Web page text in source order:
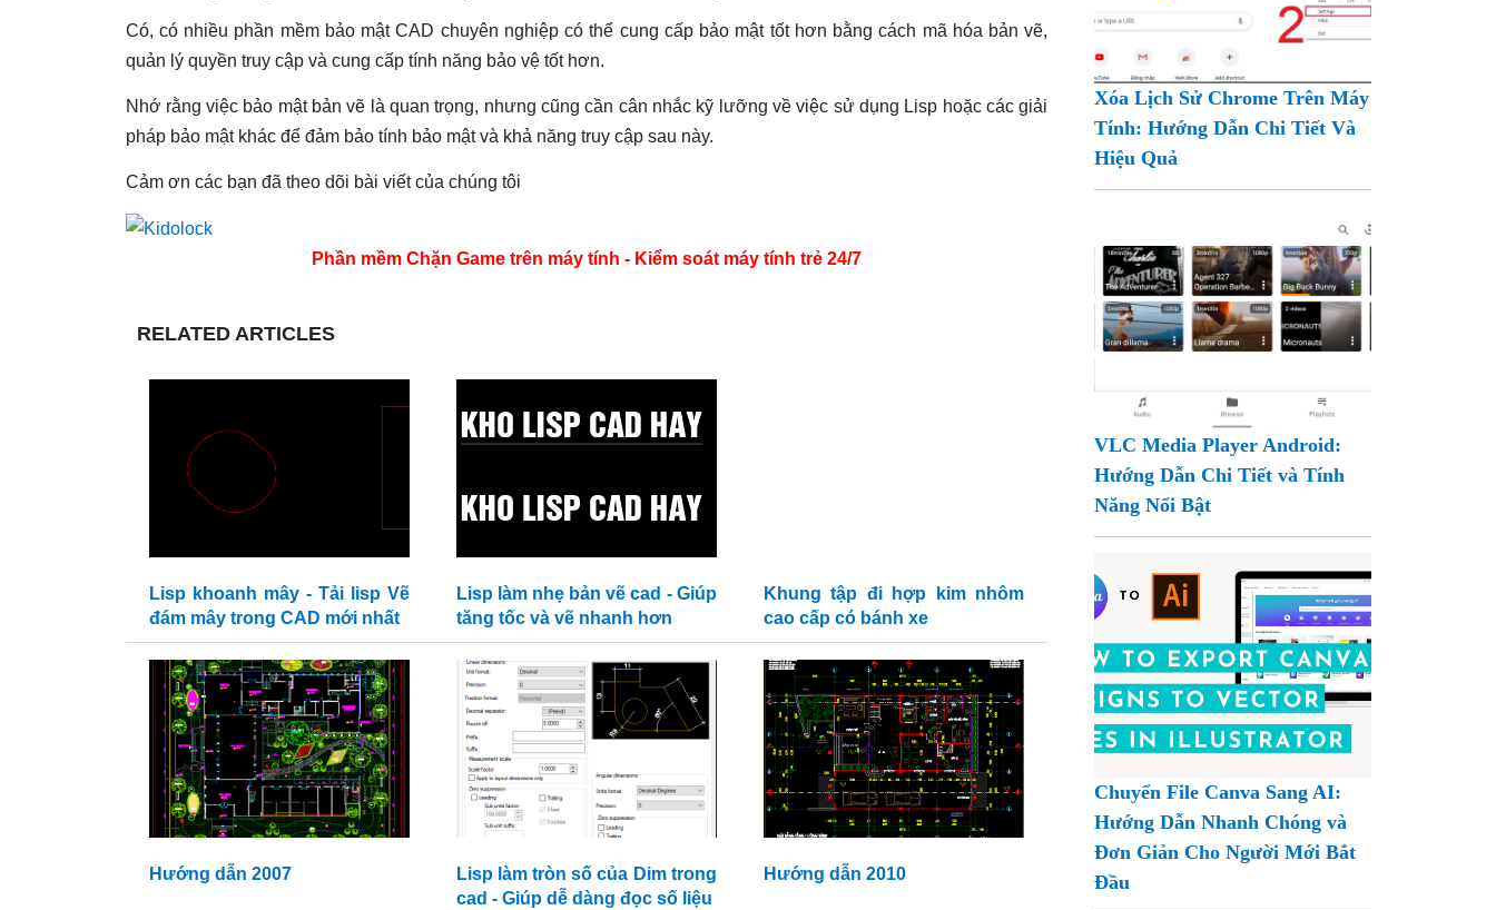
Có, có nhiều phần mềm bảo mật CAD chuyên nghiệp có thể cung cấp bảo mật tốt hơn bằng cách mã hóa bản vẽ,
quản lý quyền truy cập và cung cấp tính năng bảo vệ tốt hơn.
Nhớ rằng việc bảo mật bản vẽ là quan trọng, nhưng cũng cần cân nhắc kỹ lưỡng về việc sử dụng Lisp hoặc các giải
pháp bảo mật khác để đảm bảo tính bảo mật và khả năng truy cập sau này.
Cảm ơn các bạn đã theo dõi bài viết của chúng tôi
Phần mềm Chặn Game trên máy tính - Kiểm soát máy tính trẻ 24/7
RELATED ARTICLES
Lisp khoanh mây - Tải lisp Vẽ
đám mây trong CAD mới nhất
Lisp làm nhẹ bản vẽ cad - Giúp
tăng tốc và vẽ nhanh hơn
Khung tập đi hợp kim nhôm
cao cấp có bánh xe
Hướng dẫn 2007
Lisp làm tròn số của Dim trong
cad - Giúp dễ dàng đọc số liệu
Hướng dẫn 2010
Xóa Lịch Sử Chrome Trên Máy
Tính: Hướng Dẫn Chi Tiết Và
Hiệu Quả
VLC Media Player Android:
Hướng Dẫn Chi Tiết và Tính
Năng Nổi Bật
Chuyển File Canva Sang AI:
Hướng Dẫn Nhanh Chóng và
Đơn Giản Cho Người Mới Bắt
Đầu